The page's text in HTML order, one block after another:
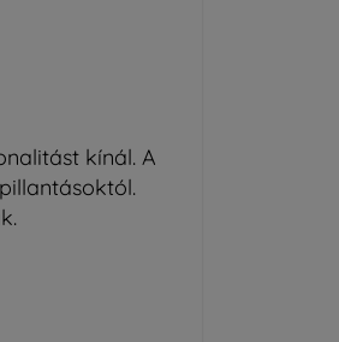
kínál. A